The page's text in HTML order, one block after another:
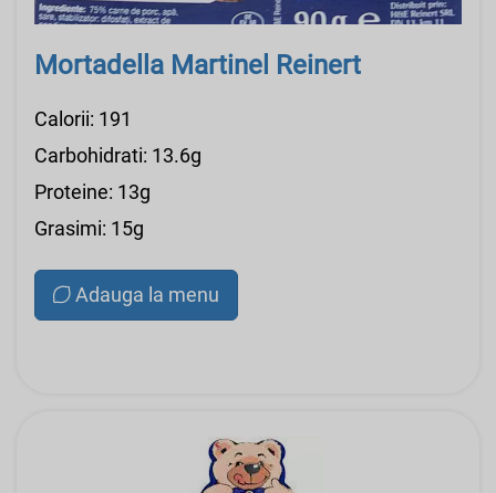
Mortadella Martinel Reinert
Calorii: 191
Carbohidrati: 13.6g
Proteine: 13g
Grasimi: 15g
Adauga la menu